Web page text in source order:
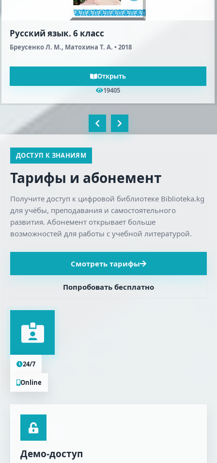
Русская литература (2-я половина XIX века).
10 класс
Открыть
18553
ДОСТУП К ЗНАНИЯМ
Тарифы и абонемент
Получите доступ к цифровой библиотеке Biblioteka.kg
для учёбы, преподавания и самостоятельного
развития. Абонемент открывает больше
возможностей для работы с учебной литературой.
Смотреть тарифы
Попробовать бесплатно
24/7
Online
Демо-доступ